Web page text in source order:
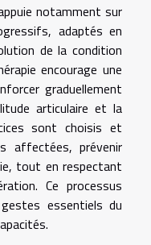
notamment sur
adaptés en
de la condition
encourage une
graduellement
articulaire et la
sont choisis et
affectées, prévenir
tout en respectant
Ce processus
essentiels du